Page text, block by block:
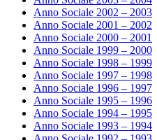
Anno Sociale 2002 – 2003
Anno Sociale 2001 – 2002
Anno Sociale 2000 – 2001
Anno Sociale 1999 – 2000
Anno Sociale 1998 – 1999
Anno Sociale 1997 – 1998
Anno Sociale 1996 – 1997
Anno Sociale 1995 – 1996
Anno Sociale 1994 – 1995
Anno Sociale 1993 – 1994